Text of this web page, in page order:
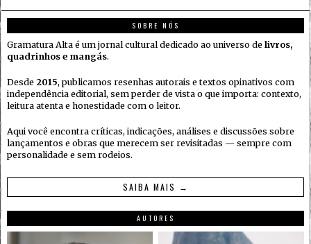
SOBRE NÓS
Gramatura Alta é um jornal cultural dedicado ao universo de livros,
quadrinhos e mangás.
Desde 2015, publicamos resenhas autorais e textos opinativos com
independência editorial, sem perder de vista o que importa: contexto,
leitura atenta e honestidade com o leitor.
Aqui você encontra críticas, indicações, análises e discussões sobre
lançamentos e obras que merecem ser revisitadas — sempre com
personalidade e sem rodeios.
SAIBA MAIS →
AUTORES